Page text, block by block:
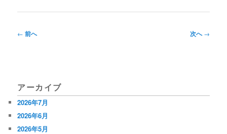
投
ゲ
ー
シ
← 前へ 次へ→
アーカイブ
2026年7月
2026年6月
2026年5月